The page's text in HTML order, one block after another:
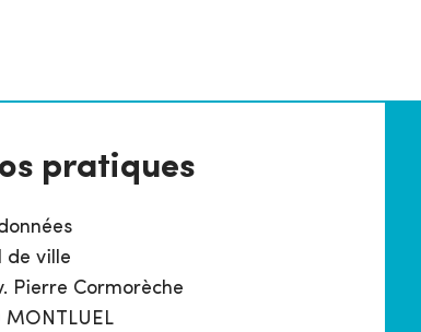
pratiques
de ville
Pierre Cormorèche
MONTLUEL